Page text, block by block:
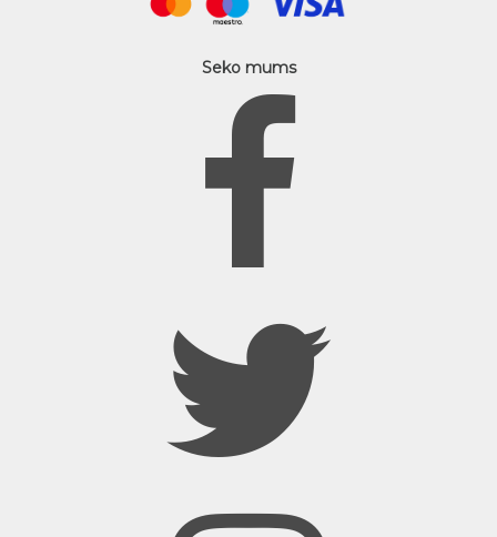
Seko mums